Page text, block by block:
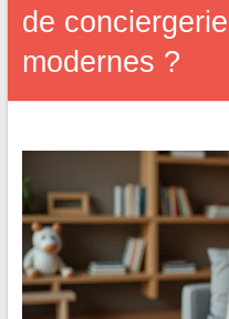
de
modernes ?